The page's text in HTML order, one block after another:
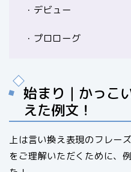
・デビュー
・プロローグ
始まり｜かっこ
えた例文！
上は言い換え表現のフレー
をご理解いただくために、